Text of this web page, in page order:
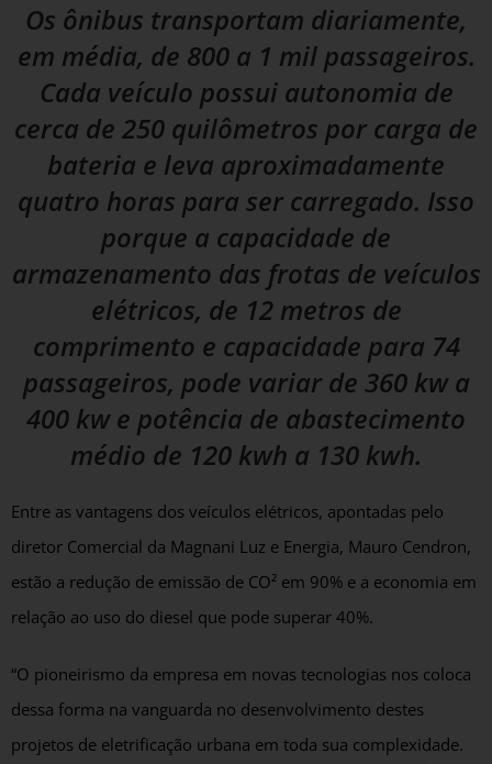
Os ônibus transportam diariamente,
em média, de 800 a 1 mil passageiros.
Cada veículo possui autonomia de
cerca de 250 quilômetros por carga de
bateria e leva aproximadamente
quatro horas para ser carregado. Isso
porque a capacidade de
armazenamento das frotas de veículos
elétricos, de 12 metros de
comprimento e capacidade para 74
passageiros, pode variar de 360 kw a
400 kw e potência de abastecimento
médio de 120 kwh a 130 kwh.
Entre as vantagens dos veículos elétricos, apontadas pelo
diretor Comercial da Magnani Luz e Energia, Mauro Cendron,
estão a redução de emissão de CO² em 90% e a economia em
relação ao uso do diesel que pode superar 40%.
“O pioneirismo da empresa em novas tecnologias nos coloca
dessa forma na vanguarda no desenvolvimento destes
projetos de eletrificação urbana em toda sua complexidade.